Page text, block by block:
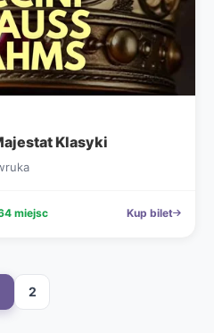
Klasyki
miejsc Kup bilet
2